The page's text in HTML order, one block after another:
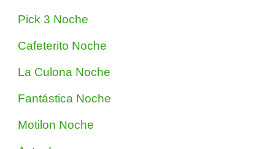
Pick 3 Noche
Cafeterito Noche
La Culona Noche
Fantástica Noche
Motilon Noche